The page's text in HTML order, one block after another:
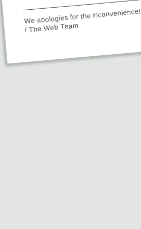
We apologies for the inconvenience!
/ The Web Team